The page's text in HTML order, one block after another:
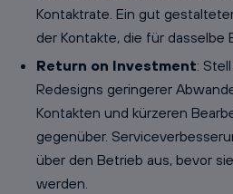
Kontaktrate. Ein gut
der Kontakte, die für dasselbe
Return on Investment:
Redesigns geringerer
Kontakten und kürzeren
gegenüber.
über den Betrieb aus, bevor
werden.